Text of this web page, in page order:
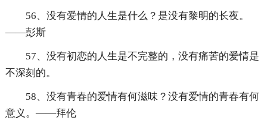
56、没有爱情的人生是什么？是没有黎明的长夜。
——彭斯
57、没有初恋的人生是不完整的，没有痛苦的爱情是
不深刻的。
58、没有青春的爱情有何滋味？没有爱情的青春有何
意义。——拜伦